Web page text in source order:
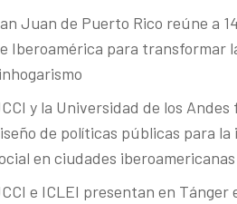
Juan de Puerto Rico reúne a
Iberoamérica para transformar
y la Universidad de los
de políticas públicas para la
en ciudades iberoamericanas
e ICLEI presentan en Tánger